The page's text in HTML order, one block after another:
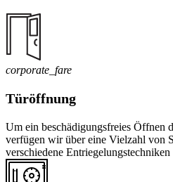
corporate_fare
Türöffnung
Um ein beschädigungsfreies Öffnen
verfügen wir über eine Vielzahl von
verschiedene